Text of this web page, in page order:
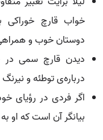
خواب قارچ خوراکی
دوستان خوب و
دیدن قارچ سمی در
درباره‌ی توطئه و
اگر فردی در رؤیای
بیانگر آن است که او